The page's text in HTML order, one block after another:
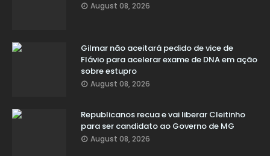
August 08, 2026
Gilmar não aceitará pedido de vice de
Flávio para acelerar exame de DNA em ação
sobre estupro
August 08, 2026
Republicanos recua e vai liberar Cleitinho
para ser candidato ao Governo de MG
August 08, 2026